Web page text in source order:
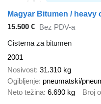
15.500 €
Bez PDV-a
Cisterna za bitumen
2001
Nosivost 31.310 kg
Ogibljenje pneumatski/
Neto težina 6.690 kg Broj